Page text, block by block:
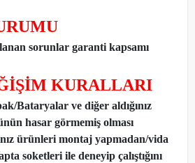
sorunlar garanti kapsamı
KURALLARI
Bataryalar ve diğer aldığınız
hasar görmemiş olması
ürünleri montaj yapmadan/vida
soketleri ile deneyip çalıştığını